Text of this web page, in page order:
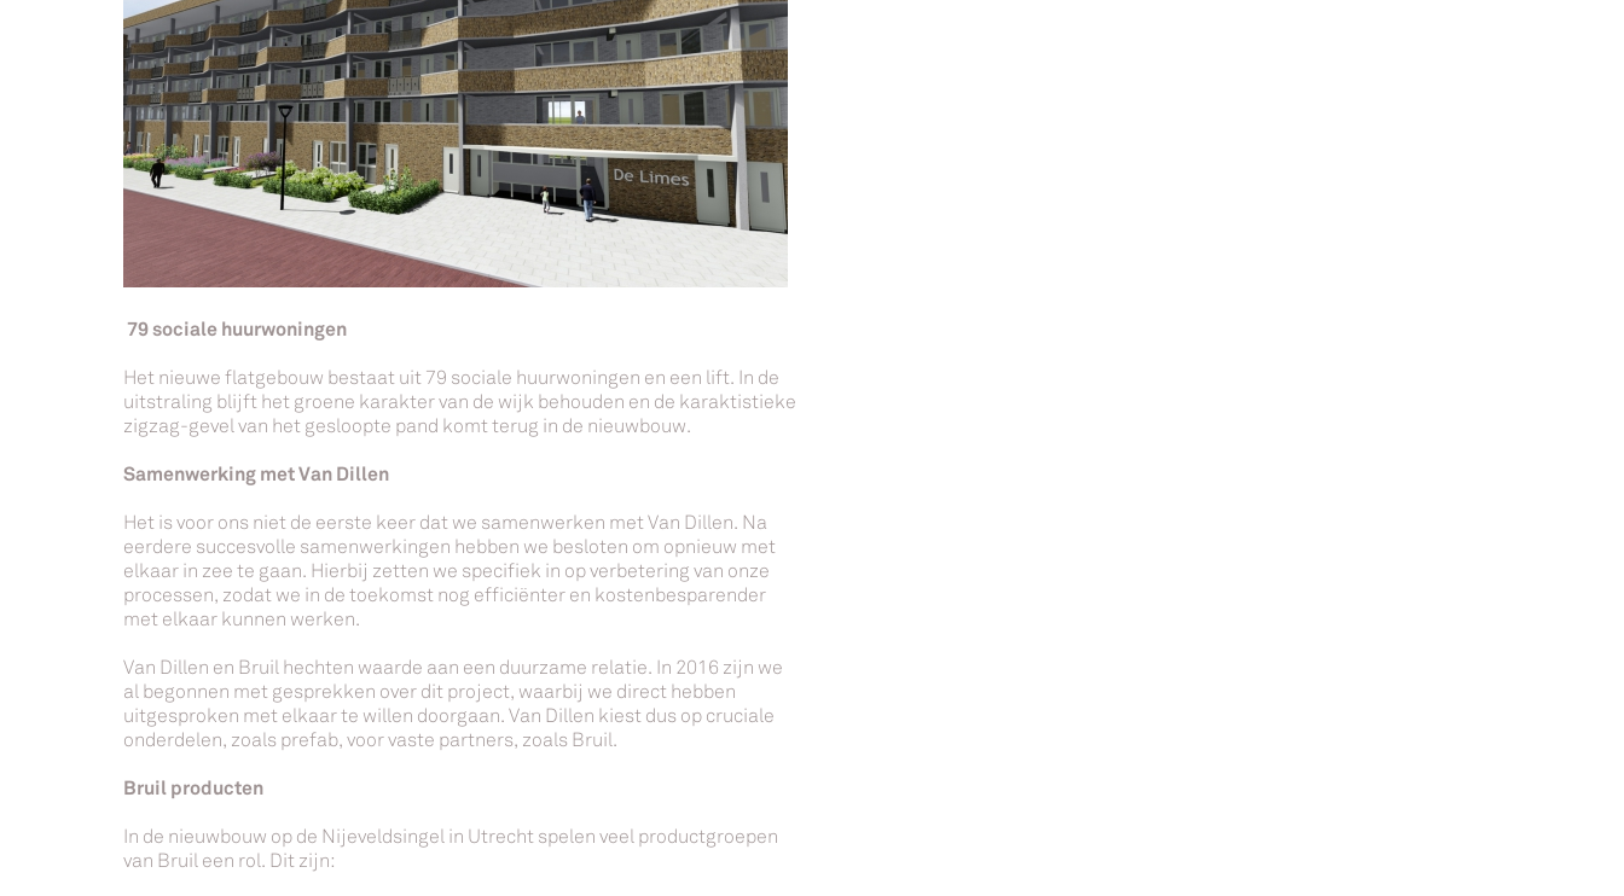
79 sociale huurwoningen
Het nieuwe flatgebouw bestaat uit 79 sociale huurwoningen en een lift. In de
uitstraling blijft het groene karakter van de wijk behouden en de karaktistieke
zigzag-gevel van het gesloopte pand komt terug in de nieuwbouw.
Samenwerking met Van Dillen
Het is voor ons niet de eerste keer dat we samenwerken met Van Dillen. Na
eerdere succesvolle samenwerkingen hebben we besloten om opnieuw met
elkaar in zee te gaan. Hierbij zetten we specifiek in op verbetering van onze
processen, zodat we in de toekomst nog efficiënter en kostenbesparender
met elkaar kunnen werken.
Van Dillen en Bruil hechten waarde aan een duurzame relatie. In 2016 zijn we
al begonnen met gesprekken over dit project, waarbij we direct hebben
uitgesproken met elkaar te willen doorgaan. Van Dillen kiest dus op cruciale
onderdelen, zoals prefab, voor vaste partners, zoals Bruil.
Bruil producten
In de nieuwbouw op de Nijeveldsingel in Utrecht spelen veel productgroepen
van Bruil een rol. Dit zijn: